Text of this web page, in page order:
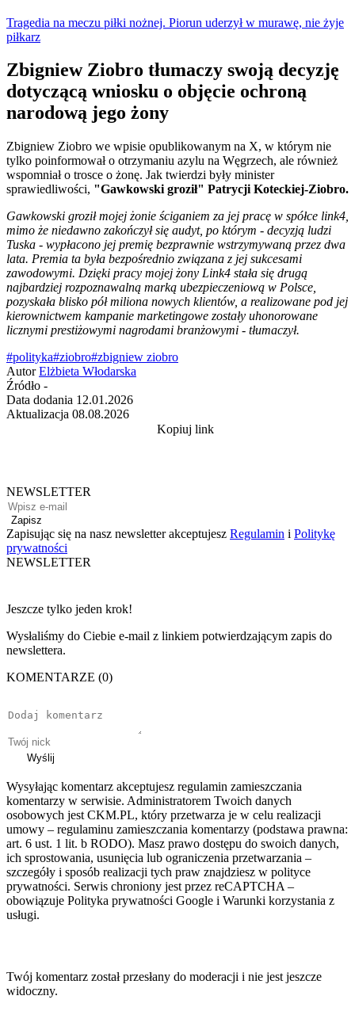
Tragedia na meczu piłki nożnej. Piorun uderzył w murawę, nie żyje
piłkarz
Zbigniew Ziobro tłumaczy swoją decyzję
dotyczącą wniosku o objęcie ochroną
narodową jego żony
Zbigniew Ziobro we wpisie opublikowanym na X, w którym nie
tylko poinformował o otrzymaniu azylu na Węgrzech, ale również
wspomniał o trosce o żonę. Jak twierdzi były minister
sprawiedliwości, "Gawkowski groził" Patrycji Koteckiej-Ziobro.
Gawkowski groził mojej żonie ściganiem za jej pracę w spółce link4,
mimo że niedawno zakończył się audyt, po którym - decyzją ludzi
Tuska - wypłacono jej premię bezprawnie wstrzymywaną przez dwa
lata. Premia ta była bezpośrednio związana z jej sukcesami
zawodowymi. Dzięki pracy mojej żony Link4 stała się drugą
najbardziej rozpoznawalną marką ubezpieczeniową w Polsce,
pozyskała blisko pół miliona nowych klientów, a realizowane pod jej
kierownictwem kampanie marketingowe zostały uhonorowane
licznymi prestiżowymi nagrodami branżowymi - tłumaczył.
#polityka#ziobro#zbigniew ziobro
Autor Elżbieta Włodarska
Źródło -
Data dodania 12.01.2026
Aktualizacja 08.08.2026
Kopiuj link
NEWSLETTER
Zapisz
Zapisując się na nasz newsletter akceptujesz Regulamin i Politykę
prywatności
NEWSLETTER
Jeszcze tylko jeden krok!
Wysłaliśmy do Ciebie e-mail z linkiem potwierdzającym zapis do
newslettera.
KOMENTARZE (0)
Wyślij
Wysyłając komentarz akceptujesz regulamin zamieszczania
komentarzy w serwisie. Administratorem Twoich danych
osobowych jest CKM.PL, który przetwarza je w celu realizacji
umowy – regulaminu zamieszczania komentarzy (podstawa prawna:
art. 6 ust. 1 lit. b RODO). Masz prawo dostępu do swoich danych,
ich sprostowania, usunięcia lub ograniczenia przetwarzania –
szczegóły i sposób realizacji tych praw znajdziesz w polityce
prywatności. Serwis chroniony jest przez reCAPTCHA –
obowiązuje Polityka prywatności Google i Warunki korzystania z
usługi.
Twój komentarz został przesłany do moderacji i nie jest jeszcze
widoczny.